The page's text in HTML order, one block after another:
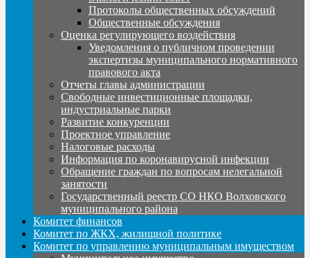
Протоколы общественных обсуждений
Общественные обсуждения
Оценка регулирующего воздействия
Уведомления о публичном проведении
экспертизы муниципального нормативного
правового акта
Отчеты главы администрации
Свободные инвестиционные площадки,
индустриальные парки
Развитие конкуренции
Проектное управление
Налоговые расходы
Информация по коронавирусной инфекции
Обращение граждан по вопросам нелегальной
занятости
Государственный реестр СО НКО Волховского
муниципального района
Комитет финансов
Комитет по ЖКХ, жилищной политике
Комитет по управлению муниципальным имуществом